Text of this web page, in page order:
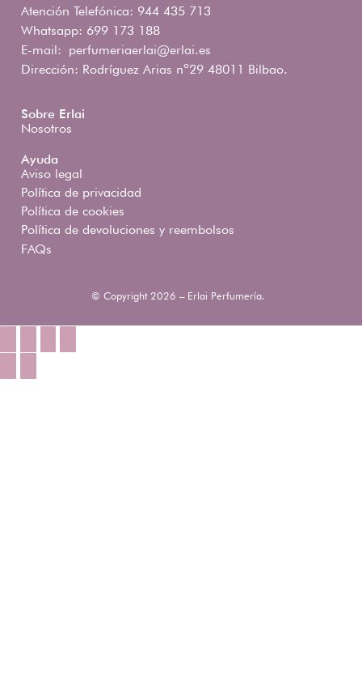
Atención Telefónica: 944 435 713
Whatsapp: 699 173 188
E-mail: perfumeriaerlai@erlai.es
Dirección: Rodríguez Arias nº29 48011 Bilbao.
Sobre Erlai
Nosotros
Ayuda
Aviso legal
Política de privacidad
Política de cookies
Política de devoluciones y reembolsos
FAQs
© Copyright 2026 – Erlai Perfumería.